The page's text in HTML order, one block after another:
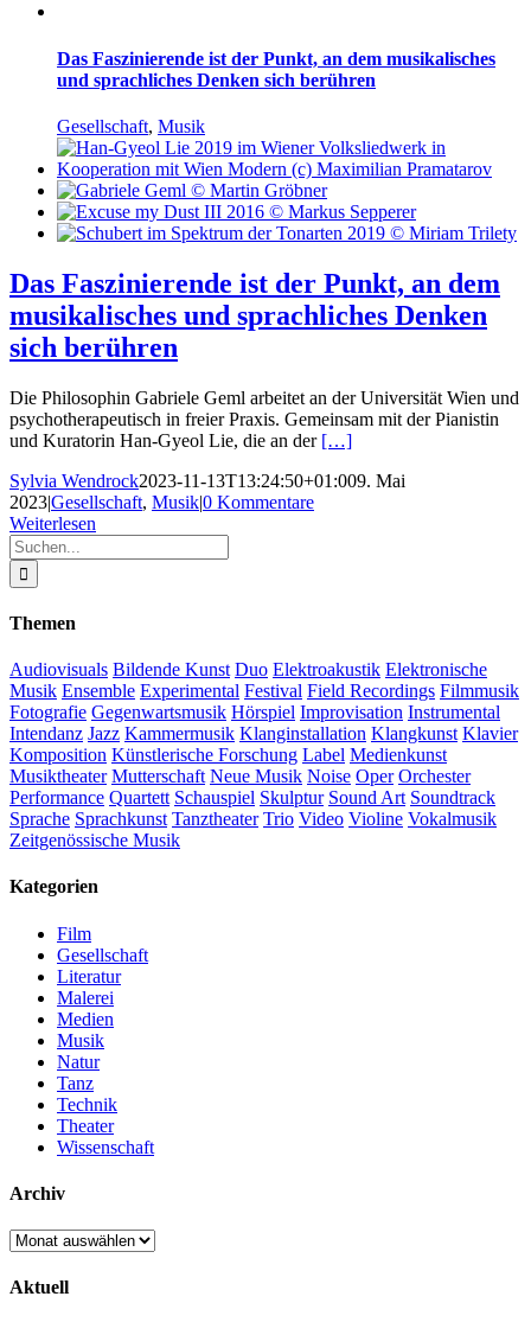
Das Faszinierende ist der Punkt, an dem musikalisches
und sprachliches Denken sich berühren
Gesellschaft, Musik
Das Faszinierende ist der Punkt, an dem
musikalisches und sprachliches Denken
sich berühren
Die Philosophin Gabriele Geml arbeitet an der Universität Wien und
psychotherapeutisch in freier Praxis. Gemeinsam mit der Pianistin
und Kuratorin Han-Gyeol Lie, die an der […]
Sylvia Wendrock2023-11-13T13:24:50+01:009. Mai
2023|Gesellschaft, Musik|0 Kommentare
Weiterlesen
Suche
nach:
Themen
Audiovisuals Bildende Kunst Duo Elektroakustik Elektronische
Musik Ensemble Experimental Festival Field Recordings Filmmusik
Fotografie Gegenwartsmusik Hörspiel Improvisation Instrumental
Intendanz Jazz Kammermusik Klanginstallation Klangkunst Klavier
Komposition Künstlerische Forschung Label Medienkunst
Musiktheater Mutterschaft Neue Musik Noise Oper Orchester
Performance Quartett Schauspiel Skulptur Sound Art Soundtrack
Sprache Sprachkunst Tanztheater Trio Video Violine Vokalmusik
Zeitgenössische Musik
Kategorien
Film
Gesellschaft
Literatur
Malerei
Medien
Musik
Natur
Tanz
Technik
Theater
Wissenschaft
Archiv
Archiv
Aktuell